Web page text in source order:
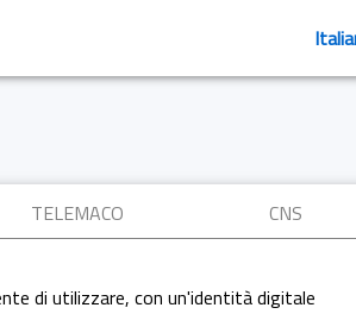
TELEMACO CNS
di utilizzare, con un'identità digitale